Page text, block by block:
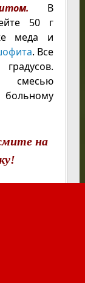
В
50 г
меда и
. Все
смесью
на